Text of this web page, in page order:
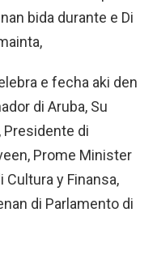
bida durante e Di
e fecha aki den
di Aruba, Su
di
Prome Minister
Cultura y Finansa,
di Parlamento di